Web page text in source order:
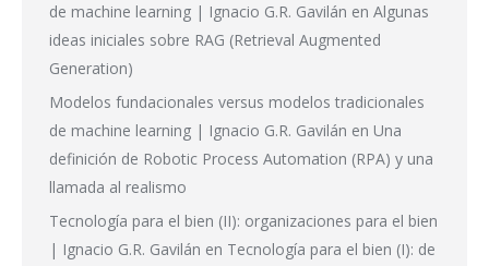
de machine learning | Ignacio G.R. Gavilán en Algunas
ideas iniciales sobre RAG (Retrieval Augmented
Generation)
Modelos fundacionales versus modelos tradicionales
de machine learning | Ignacio G.R. Gavilán en Una
definición de Robotic Process Automation (RPA) y una
llamada al realismo
Tecnología para el bien (II): organizaciones para el bien
| Ignacio G.R. Gavilán en Tecnología para el bien (I): de